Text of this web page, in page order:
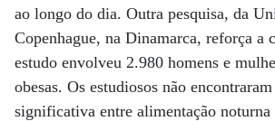
ao longo do dia. Outra pesquisa, da
Copenhague, na Dinamarca, reforça a
estudo envolveu 2.980 homens e
obesas. Os estudiosos não
significativa entre alimentação noturna